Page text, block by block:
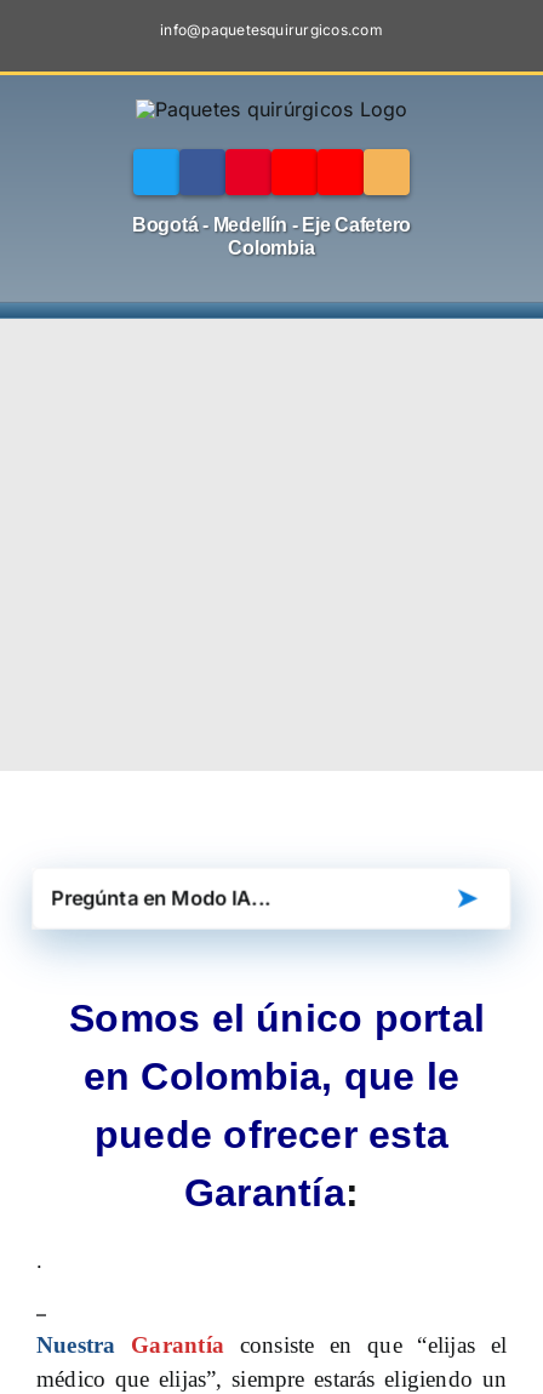
content
info@paquetesquirurgicos.com
Bogotá - Medellín - Eje Cafetero
Colombia
➤
Somos el único portal
en Colombia, que le
puede ofrecer esta
Garantía:
.
–
Nuestra Garantía consiste en que “elijas el
médico que elijas”, siempre estarás eligiendo un